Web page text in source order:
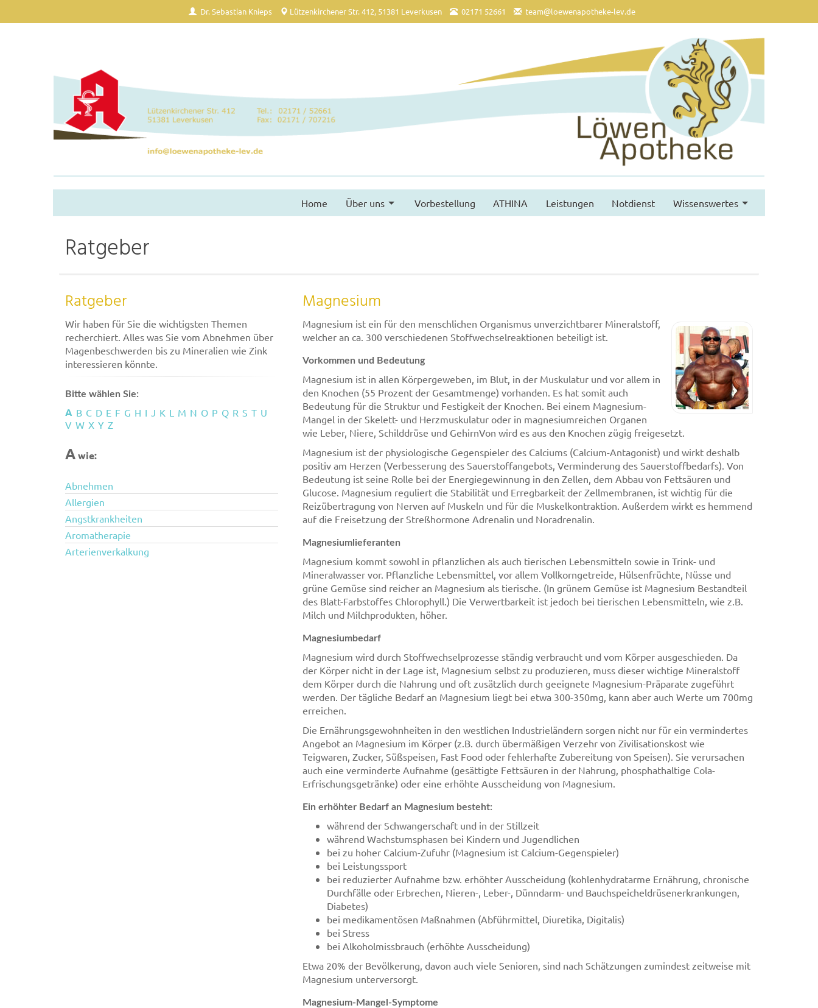
Dr. Sebastian Knieps Lützenkirchener Str. 412, 51381 Leverkusen 02171 52661 team@loewenapotheke-lev.de
Home Über uns Vorbestellung ATHINA Leistungen Notdienst Wissenswertes
Ratgeber
Ratgeber
Wir haben für Sie die wichtigsten Themen
recherchiert. Alles was Sie vom Abnehmen über
Magenbeschwerden bis zu Mineralien wie Zink
interessieren könnte.
Bitte wählen Sie:
A B C D E F G H I J K L M N O P Q R S T U
V W X Y Z
Awie:
Abnehmen
Allergien
Angstkrankheiten
Aromatherapie
Arterienverkalkung
Magnesium
Magnesium ist ein für den menschlichen Organismus unverzichtbarer Mineralstoff,
welcher an ca. 300 verschiedenen Stoffwechselreaktionen beteiligt ist.
Vorkommen und Bedeutung
Magnesium ist in allen Körpergeweben, im Blut, in der Muskulatur und vor allem in
den Knochen (55 Prozent der Gesamtmenge) vorhanden. Es hat somit auch
Bedeutung für die Struktur und Festigkeit der Knochen. Bei einem Magnesium-
Mangel in der Skelett- und Herzmuskulatur oder in magnesiumreichen Organen
wie Leber, Niere, Schilddrüse und GehirnVon wird es aus den Knochen zügig freigesetzt.
Magnesium ist der physiologische Gegenspieler des Calciums (Calcium-Antagonist) und wirkt deshalb
positiv am Herzen (Verbesserung des Sauerstoffangebots, Verminderung des Sauerstoffbedarfs). Von
Bedeutung ist seine Rolle bei der Energiegewinnung in den Zellen, dem Abbau von Fettsäuren und
Glucose. Magnesium reguliert die Stabilität und Erregbarkeit der Zellmembranen, ist wichtig für die
Reizübertragung von Nerven auf Muskeln und für die Muskelkontraktion. Außerdem wirkt es hemmend
auf die Freisetzung der Streßhormone Adrenalin und Noradrenalin.
Magnesiumlieferanten
Magnesium kommt sowohl in pflanzlichen als auch tierischen Lebensmitteln sowie in Trink- und
Mineralwasser vor. Pflanzliche Lebensmittel, vor allem Vollkorngetreide, Hülsenfrüchte, Nüsse und
grüne Gemüse sind reicher an Magnesium als tierische. (In grünem Gemüse ist Magnesium Bestandteil
des Blatt-Farbstoffes Chlorophyll.) Die Verwertbarkeit ist jedoch bei tierischen Lebensmitteln, wie z.B.
Milch und Milchprodukten, höher.
Magnesiumbedarf
Magnesium wird durch Stoffwechselprozesse ständig verbraucht und vom Körper ausgeschieden. Da
der Körper nicht in der Lage ist, Magnesium selbst zu produzieren, muss dieser wichtige Mineralstoff
dem Körper durch die Nahrung und oft zusätzlich durch geeignete Magnesium-Präparate zugeführt
werden. Der tägliche Bedarf an Magnesium liegt bei etwa 300-350mg, kann aber auch Werte um 700mg
erreichen.
Die Ernährungsgewohnheiten in den westlichen Industrieländern sorgen nicht nur für ein vermindertes
Angebot an Magnesium im Körper (z.B. durch übermäßigen Verzehr von Zivilisationskost wie
Teigwaren, Zucker, Süßspeisen, Fast Food oder fehlerhafte Zubereitung von Speisen). Sie verursachen
auch eine verminderte Aufnahme (gesättigte Fettsäuren in der Nahrung, phosphathaltige Cola-
Erfrischungsgetränke) oder eine erhöhte Ausscheidung von Magnesium.
Ein erhöhter Bedarf an Magnesium besteht:
während der Schwangerschaft und in der Stillzeit
während Wachstumsphasen bei Kindern und Jugendlichen
bei zu hoher Calcium-Zufuhr (Magnesium ist Calcium-Gegenspieler)
bei Leistungssport
bei reduzierter Aufnahme bzw. erhöhter Ausscheidung (kohlenhydratarme Ernährung, chronische
Durchfälle oder Erbrechen, Nieren-, Leber-, Dünndarm- und Bauchspeicheldrüsenerkrankungen,
Diabetes)
bei medikamentösen Maßnahmen (Abführmittel, Diuretika, Digitalis)
bei Stress
bei Alkoholmissbrauch (erhöhte Ausscheidung)
Etwa 20% der Bevölkerung, davon auch viele Senioren, sind nach Schätzungen zumindest zeitweise mit
Magnesium unterversorgt.
Magnesium-Mangel-Symptome